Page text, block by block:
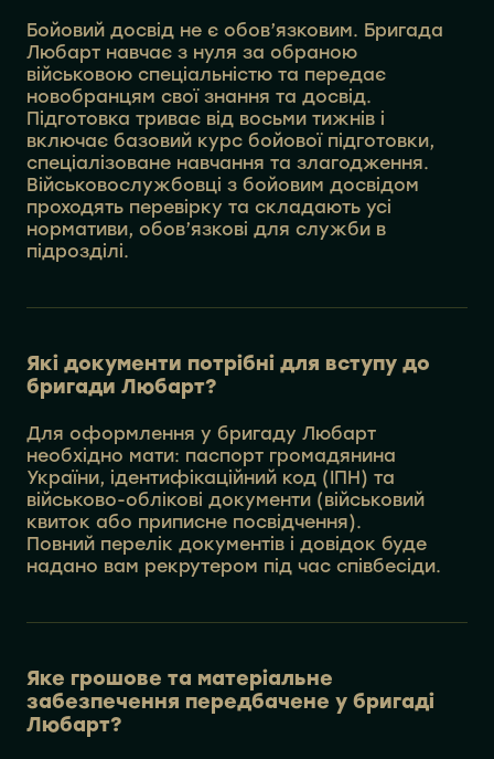
Бойовий досвід не є обов’язковим. Бригада
Любарт навчає з нуля за обраною
військовою спеціальністю та передає
новобранцям свої знання та досвід.
Підготовка триває від восьми тижнів і
включає базовий курс бойової підготовки,
спеціалізоване навчання та злагодження.
Військовослужбовці з бойовим досвідом
проходять перевірку та складають усі
нормативи, обов’язкові для служби в
підрозділі.
Які документи потрібні для вступу до
бригади Любарт?
Для оформлення у бригаду Любарт
необхідно мати: паспорт громадянина
України, ідентифікаційний код (ІПН) та
військово-облікові документи (військовий
квиток або приписне посвідчення).
Повний перелік документів і довідок буде
надано вам рекрутером під час співбесіди.
Яке грошове та матеріальне
забезпечення передбачене у бригаді
Любарт?